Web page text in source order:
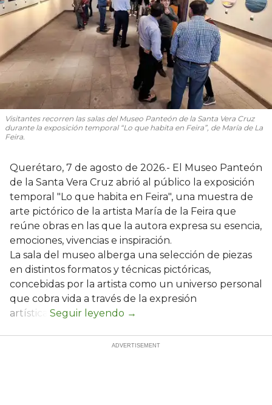
Visitantes recorren las salas del Museo Panteón de la Santa Vera Cruz
durante la exposición temporal “Lo que habita en Feira”, de María de La
Feira.
Querétaro, 7 de agosto de 2026.- El Museo Panteón
de la Santa Vera Cruz abrió al público la exposición
temporal "Lo que habita en Feira", una muestra de
arte pictórico de la artista María de la Feira que
reúne obras en las que la autora expresa su esencia,
emociones, vivencias e inspiración.
La sala del museo alberga una selección de piezas
en distintos formatos y técnicas pictóricas,
concebidas por la artista como un universo personal
que cobra vida a través de la expresión
artística.